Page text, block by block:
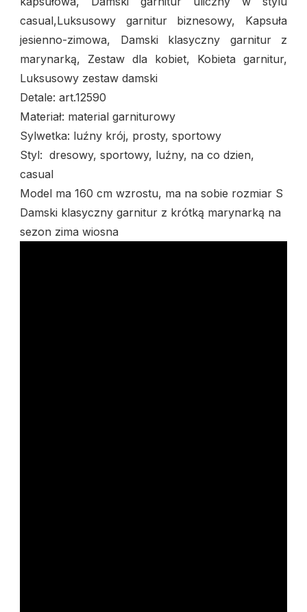
casual,Luksusowy garnitur biznesowy, Kapsuła
jesienno-zimowa, Damski klasyczny garnitur z
marynarką, Zestaw dla kobiet, Kobieta garnitur,
Luksusowy zestaw damski
Detale: art.12590
Materiał: material garniturowy
Sylwetka: luźny krój, prosty, sportowy
Styl: dresowy, sportowy, luźny, na co dzien,
casual
Model ma 160 cm wzrostu, ma na sobie rozmiar S
Damski klasyczny garnitur z krótką marynarką na
sezon zima wiosna